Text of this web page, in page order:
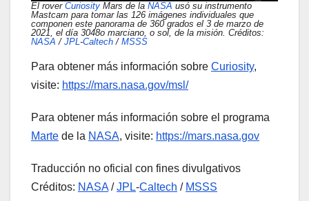
El rover Curiosity Mars de la NASA usó su instrumento
Mastcam para tomar las 126 imágenes individuales que
componen este panorama de 360 grados el 3 de marzo de
2021, el día 3048o marciano, o sol, de la misión. Créditos:
NASA / JPL-Caltech / MSSS
Para obtener más información sobre Curiosity,
visite: https://mars.nasa.gov/msl/
Para obtener más información sobre el programa
Marte de la NASA, visite: https://mars.nasa.gov
Traducción no oficial con fines divulgativos
Créditos: NASA/JPL-Caltech / MSSS